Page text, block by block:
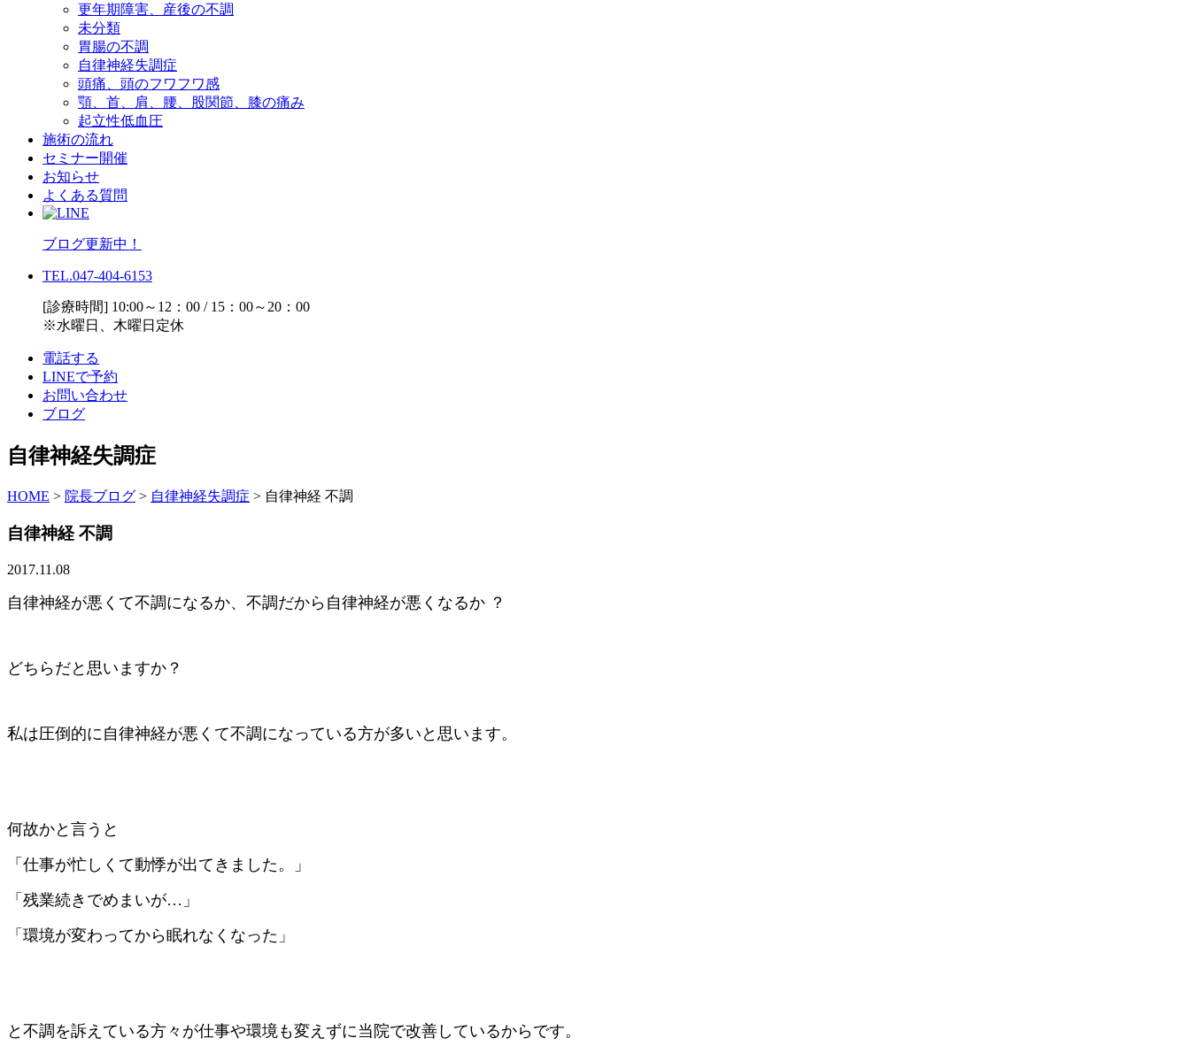
更年期障害、産後の不調
未分類
胃腸の不調
自律神経失調症
頭痛、頭のフワフワ感
顎、首、肩、腰、股関節、膝の痛み
起立性低血圧
施術の流れ
セミナー開催
お知らせ
よくある質問
ブログ更新中！
TEL.047-404-6153
[診療時間] 10:00～12：00 / 15：00～20：00
※水曜日、木曜日定休
電話する
LINEで予約
お問い合わせ
ブログ
自律神経失調症
HOME > 院長ブログ > 自律神経失調症 > 自律神経 不調
自律神経 不調
2017.11.08
自律神経が悪くて不調になるか、不調だから自律神経が悪くなるか ？
どちらだと思いますか？
私は圧倒的に自律神経が悪くて不調になっている方が多いと思います。
何故かと言うと
「仕事が忙しくて動悸が出てきました。」
「残業続きでめまいが…」
「環境が変わってから眠れなくなった」
と不調を訴えている方々が仕事や環境も変えずに当院で改善しているからです。